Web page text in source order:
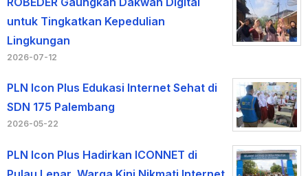
untuk Tingkatkan Kepedulian
Lingkungan
2026-07-12
PLN Icon Plus Edukasi Internet Sehat di
SDN 175 Palembang
2026-05-22
PLN Icon Plus Hadirkan ICONNET di